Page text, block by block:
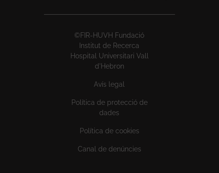
©FIR-HUVH Fundació
Institut de Recerca
Hospital Universitari Vall
d'Hebron
Avís legal
Política de protecció de
dades
Política de cookies
Canal de denúncies